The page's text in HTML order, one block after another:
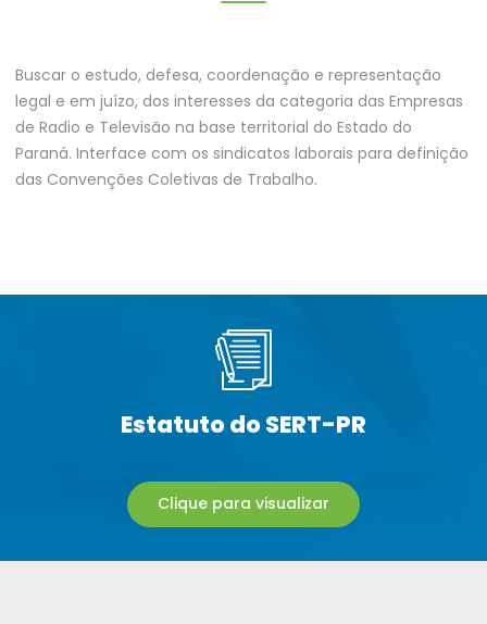
Buscar o estudo, defesa, coordenação e representação
legal e em juízo, dos interesses da categoria das Empresas
de Radio e Televisão na base territorial do Estado do
Paraná. Interface com os sindicatos laborais para definição
das Convenções Coletivas de Trabalho.
Estatuto do SERT-PR
Clique para visualizar